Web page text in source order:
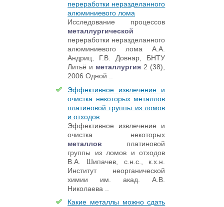
переработки неразделанного
алюминиевого лома
Исследование процессов
металлургической
переработки неразделанного
алюминиевого лома А.А.
Андриц, Г.В. Довнар, БНТУ
Литьё и металлургия2 (38),
2006 Одной ..
Эффективное извлечение и
очистка некоторых металлов
платиновой группы из ломов
и отходов
Эффективное извлечение и
очистка некоторых
металлов платиновой
группы из ломов и отходов
В.А. Шипачев, с.н.с., к.х.н.
Институт неорганической
химии им. акад. А.В.
Николаева ..
Какие металлы можно сдать